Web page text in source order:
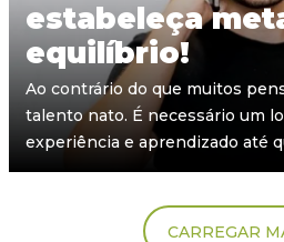
estabeleça
equilíbrio!
Ao contrário do que muitos
talento nato. É necessário um
experiência e aprendizado até
CARREGAR